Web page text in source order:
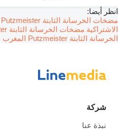
انظر أيضا:
الاشتراكية مضخات الخرسانة الثابتة Putzmeister مصر
الخرسانة الثابتة Putzmeister المغرب
شركة
نبذة عنا